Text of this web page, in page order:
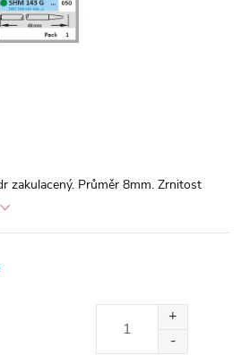
zakulacený. Průměr 8mm. Zrnitost